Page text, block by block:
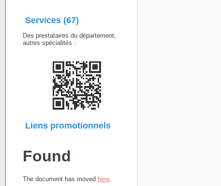
Services (67)
Des prestataires du département,
autres spécialités :
Liens promotionnels
Found
The document has moved here.